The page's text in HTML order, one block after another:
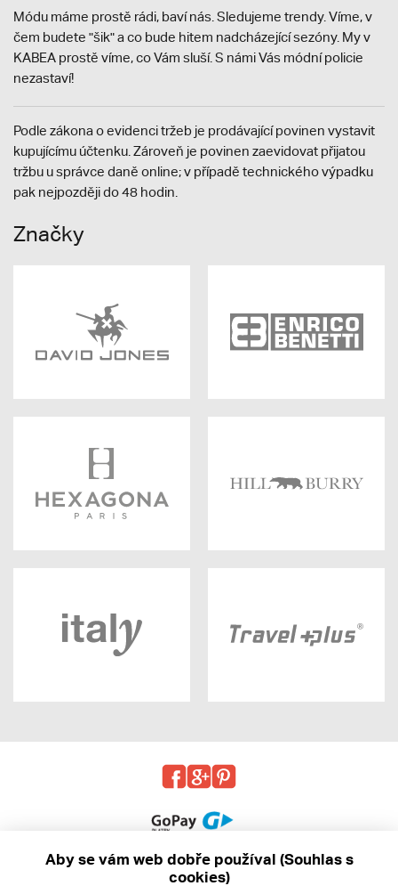
Módu máme prostě rádi, baví nás. Sledujeme trendy. Víme, v
čem budete "šik" a co bude hitem nadcházející sezóny. My v
KABEA prostě víme, co Vám sluší. S námi Vás módní policie
nezastaví!
Podle zákona o evidenci tržeb je prodávající povinen vystavit
kupujícímu účtenku. Zároveň je povinen zaevidovat přijatou
tržbu u správce daně online; v případě technického výpadku
pak nejpozději do 48 hodin.
Značky
Aby se vám web dobře používal (Souhlas s
cookies)